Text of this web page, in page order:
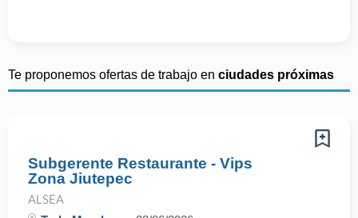
Te proponemos ofertas de trabajo en ciudades próximas
Subgerente Restaurante - Vips
Zona Jiutepec
ALSEA